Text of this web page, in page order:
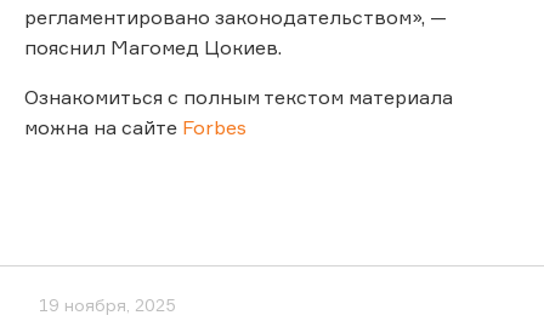
регламентировано законодательством», —
пояснил Магомед Цокиев.
Ознакомиться с полным текстом материала
можна на сайте Forbes
19 ноября, 2025